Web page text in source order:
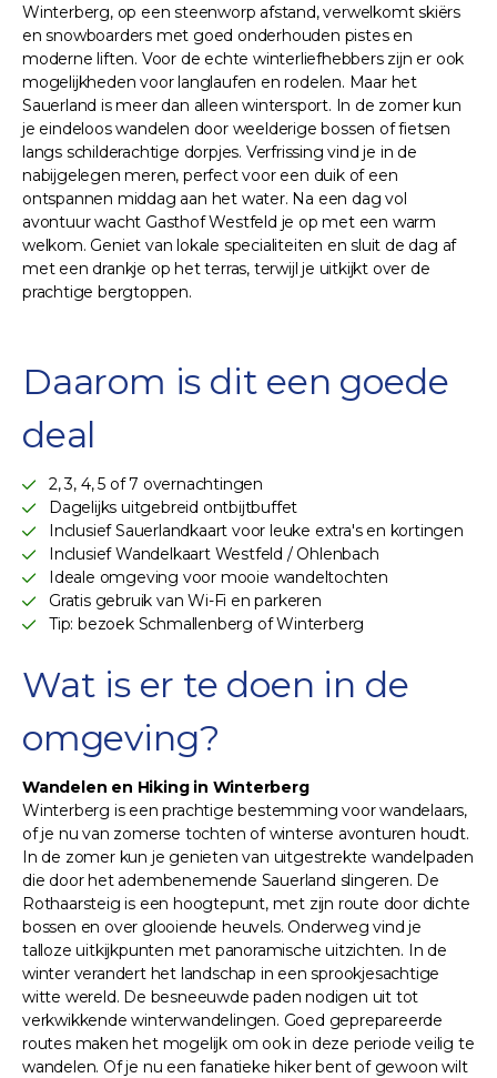
Winterberg, op een steenworp afstand, verwelkomt skiërs
en snowboarders met goed onderhouden pistes en
moderne liften. Voor de echte winterliefhebbers zijn er ook
mogelijkheden voor langlaufen en rodelen. Maar het
Sauerland is meer dan alleen wintersport. In de zomer kun
je eindeloos wandelen door weelderige bossen of fietsen
langs schilderachtige dorpjes. Verfrissing vind je in de
nabijgelegen meren, perfect voor een duik of een
ontspannen middag aan het water. Na een dag vol
avontuur wacht Gasthof Westfeld je op met een warm
welkom. Geniet van lokale specialiteiten en sluit de dag af
met een drankje op het terras, terwijl je uitkijkt over de
prachtige bergtoppen.
Daarom is dit een goede
deal
2, 3, 4, 5 of 7 overnachtingen
Dagelijks uitgebreid ontbijtbuffet
Inclusief Sauerlandkaart voor leuke extra's en kortingen
Inclusief Wandelkaart Westfeld / Ohlenbach
Ideale omgeving voor mooie wandeltochten
Gratis gebruik van Wi-Fi en parkeren
Tip: bezoek Schmallenberg of Winterberg
Wat is er te doen in de
omgeving?
Wandelen en Hiking in Winterberg
Winterberg is een prachtige bestemming voor wandelaars,
of je nu van zomerse tochten of winterse avonturen houdt.
In de zomer kun je genieten van uitgestrekte wandelpaden
die door het adembenemende Sauerland slingeren. De
Rothaarsteig is een hoogtepunt, met zijn route door dichte
bossen en over glooiende heuvels. Onderweg vind je
talloze uitkijkpunten met panoramische uitzichten. In de
winter verandert het landschap in een sprookjesachtige
witte wereld. De besneeuwde paden nodigen uit tot
verkwikkende winterwandelingen. Goed geprepareerde
routes maken het mogelijk om ook in deze periode veilig te
wandelen. Of je nu een fanatieke hiker bent of gewoon wilt